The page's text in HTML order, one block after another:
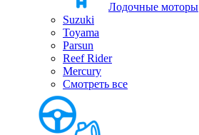
Лодочные моторы
Suzuki
Toyama
Parsun
Reef Rider
Mercury
Смотреть все